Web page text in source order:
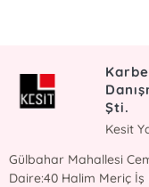
Şti.
Kesit
Gülbahar Mahallesi
Daire:40 Halim Meriç